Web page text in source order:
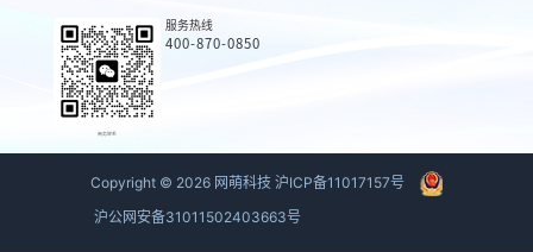
商务联系
服务热线
400-870-0850
Copyright © 2026 网萌科技 沪ICP备11017157号
沪公网安备31011502403663号